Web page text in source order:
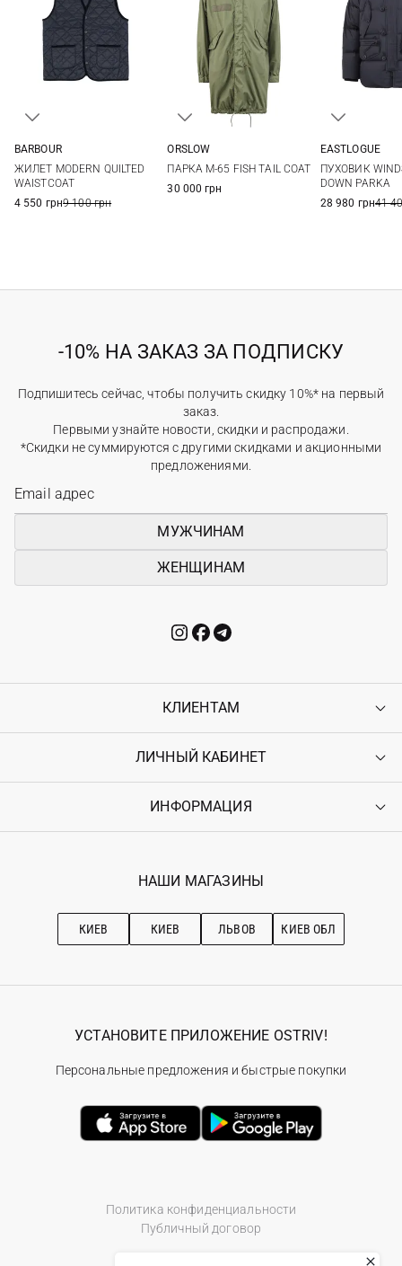
BARBOUR
ЖИЛЕТ MODERN QUILTED
WAISTCOAT
4 550 грн9 100 грн
ORSLOW
ПАРКА M-65 FISH TAIL COAT
30 000 грн
EASTLOGUE
ПУХОВИК
DOWN PARKA
28 980 грн41
-10% НА ЗАКАЗ ЗА ПОДПИСКУ
Подпишитесь сейчас, чтобы получить скидку 10%* на первый
заказ.
Первыми узнайте новости, скидки и распродажи.
*Скидки не суммируются с другими скидками и акционными
предложениями.
МУЖЧИНАМ
ЖЕНЩИНАМ
КЛИЕНТАМ
Контакты
Возврат
Гарантия
ЛИЧНЫЙ КАБИНЕТ
Войти
Ostriv Club+
ИНФОРМАЦИЯ
Наши магазини
Рекомендации по уходу
НАШИ МАГАЗИНЫ
КИЕВ КИЕВ ЛЬВОВ КИЕВ ОБЛ
Политика конфиденциальности
Публичный договор
УСТАНОВИТЕ ПРИЛОЖЕНИЕ OSTRIV!
Персональные предложения и быстрые покупки